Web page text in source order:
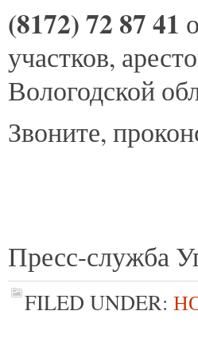
(8172) 72 87 41
участков,
Вологодской
Звоните,
Пресс-служба
FILED UNDER: